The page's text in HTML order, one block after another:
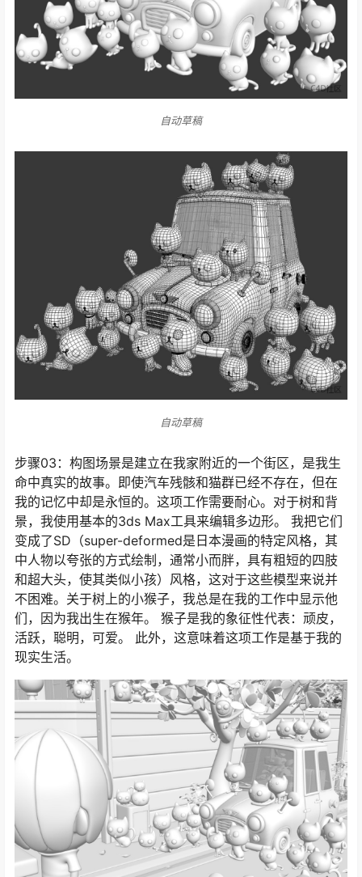
自动草稿
自动草稿
步骤03：构图场景是建立在我家附近的一个街区，是我生
命中真实的故事。即使汽车残骸和猫群已经不存在，但在
我的记忆中却是永恒的。这项工作需要耐心。对于树和背
景，我使用基本的3ds Max工具来编辑多边形。 我把它们
变成了SD（super-deformed是日本漫画的特定风格，其
中人物以夸张的方式绘制，通常小而胖，具有粗短的四肢
和超大头，使其类似小孩）风格，这对于这些模型来说并
不困难。关于树上的小猴子，我总是在我的工作中显示他
们，因为我出生在猴年。 猴子是我的象征性代表：顽皮，
活跃，聪明，可爱。 此外，这意味着这项工作是基于我的
现实生活。